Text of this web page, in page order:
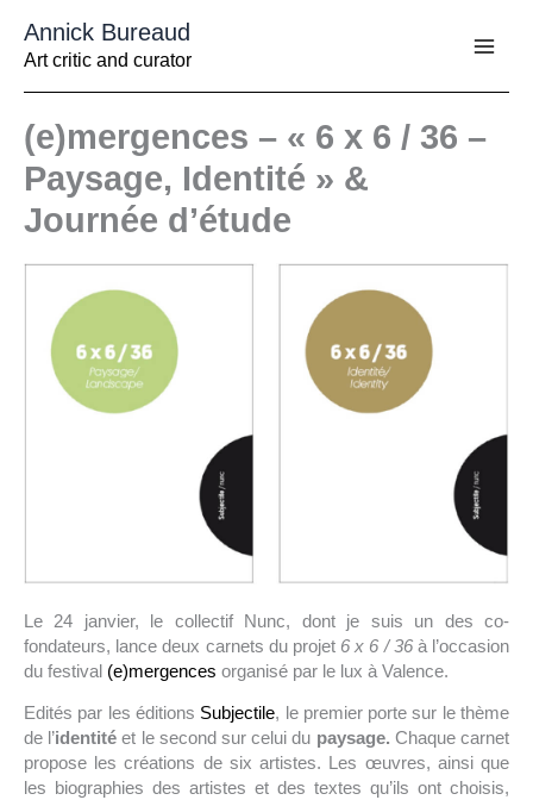
contenu
Annick Bureaud
Art critic and curator
(e)mergences – « 6 x 6 / 36 –
Paysage, Identité » &
Journée d’étude
Le 24 janvier, le collectif Nunc, dont je suis un des co-
fondateurs, lance deux carnets du projet 6 x 6 / 36à l’occasion
du festival (e)mergences organisé par le lux à Valence.
Edités par les éditions Subjectile, le premier porte sur le thème
de l’identité et le second sur celui du paysage. Chaque carnet
propose les créations de six artistes. Les œuvres, ainsi que
les biographies des artistes et des textes qu’ils ont choisis,